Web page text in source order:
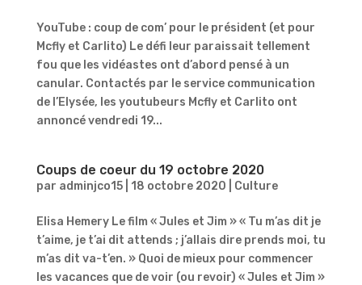
YouTube : coup de com’ pour le président (et pour
Mcfly et Carlito) Le défi leur paraissait tellement
fou que les vidéastes ont d’abord pensé à un
canular. Contactés par le service communication
de l’Elysée, les youtubeurs Mcfly et Carlito ont
annoncé vendredi 19...
Coups de coeur du 19 octobre 2020
par adminjco15| 18 octobre 2020 Culture
Elisa Hemery Le film « Jules et Jim » « Tu m’as dit je
t’aime, je t’ai dit attends ; j’allais dire prends moi, tu
m’as dit va-t’en. » Quoi de mieux pour commencer
les vacances que de voir (ou revoir) « Jules et Jim »